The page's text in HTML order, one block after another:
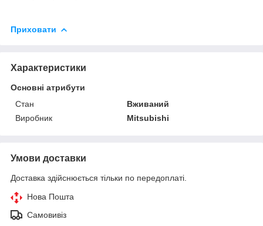
Приховати
Характеристики
Основні атрибути
Стан
Вживаний
Виробник
Mitsubishi
Умови доставки
Доставка здійснюється тільки по передоплаті.
Нова Пошта
Самовивіз